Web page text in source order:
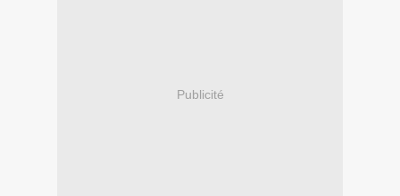
Publicité